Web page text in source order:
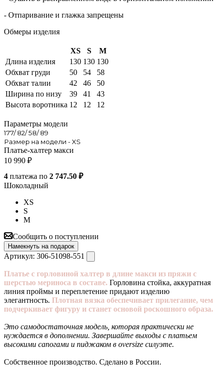
- Отпаривание и глажка запрещены
Обмеры изделия
XS S
M
Длина изделия
130 130 130
Обхват груди
50 54
58
Обхват талии
42 46
50
Ширина по низу
39 41
43
Высота воротника 12 12 12
Параметры модели
177/ 82/ 58/ 89
Размер на модели - XS
Платье-халтер макси
10 990 ₽
4 платежа по 2 747.50 ₽
Шоколадный
XS
S
M
Сообщить о поступлении
Намекнуть на подарок
Артикул: 306-51098-551
Платье с горловиной халтер в длине макси из пряжи с
шерстью мериноса в составе. Горловина стойка, аккуратная
линия проймы и переплетение придают изделию
элегантность. Плотная вязка обеспечивает прилегание, чем
подчеркивает фигуру и станет основой роскошного образа.
Это самодостаточная модель, которая практически не
нуждается в дополнении. Завершайте выходы с платьем
высокими сапогами и пиджаком в oversize силуэте.
Собственное производство. Сделано в России.